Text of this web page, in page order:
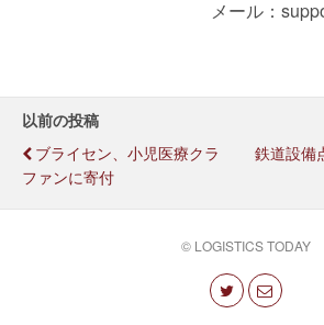
メール：
以前の投稿
ブライセン、小児医療クラ
ファンに寄付
鉄道設備
© LOGISTICS TODAY